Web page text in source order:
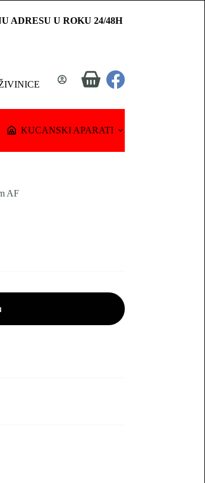
ADRESU U ROKU 24/48H
Shopping
KUCANSKI APARATI
AF